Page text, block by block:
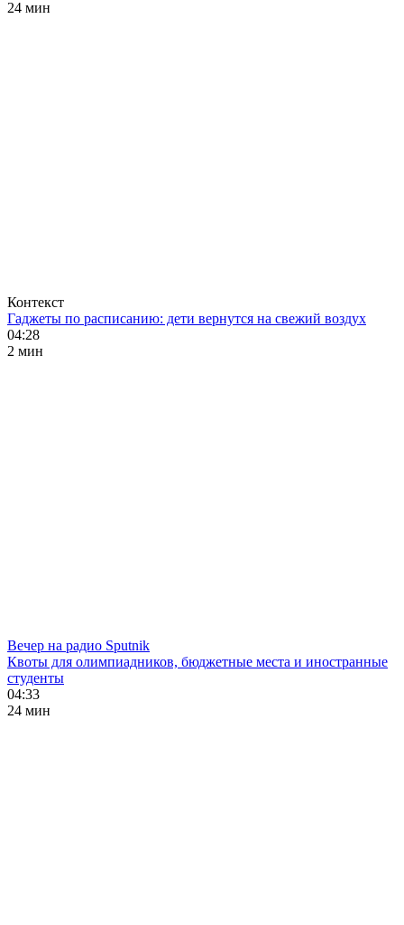
24 мин
Контекст
Гаджеты по расписанию: дети вернутся на свежий воздух
04:28
2 мин
Вечер на радио Sputnik
Квоты для олимпиадников, бюджетные места и иностранные
студенты
04:33
24 мин